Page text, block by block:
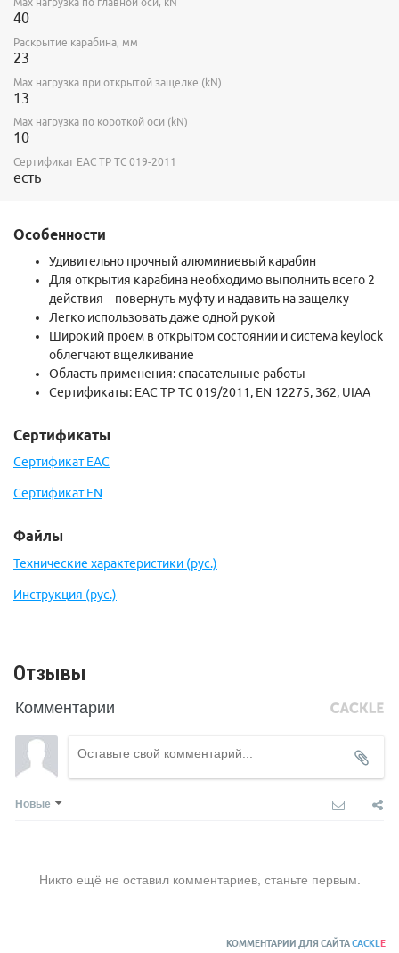
40
Раскрытие карабина, мм
23
Max нагрузка при открытой защелке (kN)
13
Max нагрузка по короткой оси (kN)
10
Сертификат ЕАС ТР ТС 019-2011
есть
Особенности
Удивительно прочный алюминиевый карабин
Для открытия карабина необходимо выполнить всего 2
действия – повернуть муфту и надавить на защелку
Легко использовать даже одной рукой
Широкий проем в открытом состоянии и система keylock
облегчают вщелкивание
Область применения: спасательные работы
Сертификаты: EACТР ТС 019/2011, EN 12275, 362, UIAA
Сертификаты
Сертификат EAC
Сертификат EN
Файлы
Технические характеристики (рус.)
Инструкция (рус.)
Отзывы
Комментарии
Новые
Никто ещё не оставил комментариев, станьте первым.
КОММЕНТАРИИ ДЛЯ САЙТАCACKLE